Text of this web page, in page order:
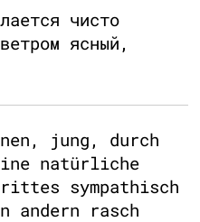
чисто
ясный,
jung, durch
natürliche
sympathisch
andern rasch